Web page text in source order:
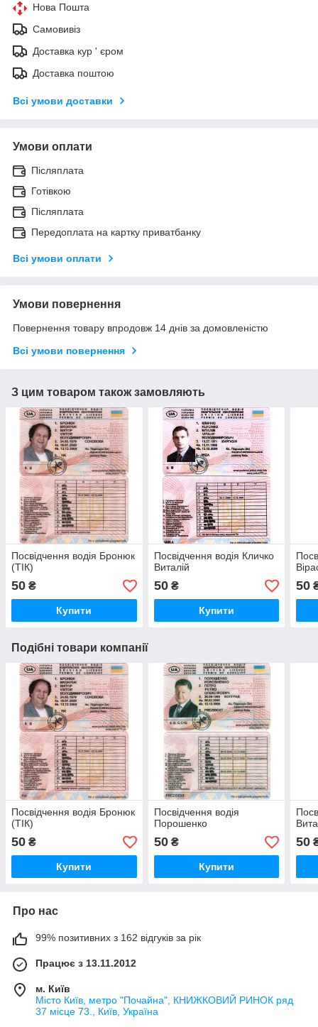
Нова Пошта
Самовивіз
Доставка кур ' єром
Доставка поштою
Всі умови доставки
Умови оплати
Післяплата
Готівкою
Післяплата
Передоплата на картку приватбанку
Всі умови оплати
Умови повернення
Повернення товару впродовж 14 днів за домовленістю
Всі умови повернення
З цим товаром також замовляють
Посвідчення водія Бронюк
(ТІК)
50 ₴
Купити
Посвідчення водія Кличко
Виталій
50₴
Купити
50
Подібні товари компанії
Посвідчення водія Бронюк
(ТІК)
50 ₴
Купити
Посвідчення водія
Порошенко
50₴
Купити
50
Про нас
99% позитивних з 162 відгуків за рік
Працює з 13.11.2012
м. Київ
Місто Київ, метро "Почайна", КНИЖКОВИЙ РИНОК ряд
37 місце 73., Київ, Україна